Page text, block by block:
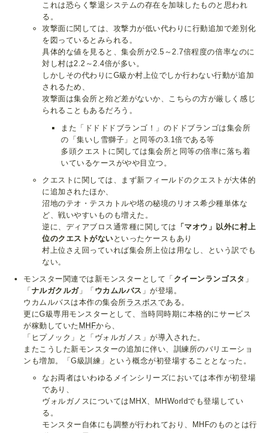
これは恐らく撃退システムの存在を加味したものと思われ
る。
攻撃面に関しては、攻撃力が低い代わりに行動追加で差別化
を図っているとみられる。
具体的な値を見ると、集会所が2.5～2.7倍程度の倍率なのに
対し村は2.2～2.4倍が多い。
しかしその代わりにG級か村上位でしか行わない行動が追加
されるため、
攻撃面は集会所と殆ど差がないか、こちらの方が厳しく感じ
られることもあるだろう。
また「ドドドドブランゴ！」のドドブランゴは集会所
の「集いし雪獅子」と同等の3.1倍である等
多頭クエストに関しては集会所と同等の倍率に落ち着
いているケースがやや目立つ。
クエストに関しては、まず新フィールドのクエストが大体的
に追加されたほか、
沼地のテオ・テスカトルや塔の秘境のリオス希少種単体な
ど、戦いやすいものも増えた。
逆に、ディアブロス通常種に関しては 「マオウ」以外に村上
位のクエストがない といったケースもあり
村上位さえ回っていれば集会所上位は用なし、という訳でも
ない。
モンスター関連では新モンスターとして「 クイーンランゴスタ 」
「 ナルガクルガ」「 ウカムルバス 」が登場。
ウカムルバスは本作の集会所ラスボス である。
更にG級専用モンスターとして、当時同時期に本格的にサービス
が稼動していた MHFから、
「ヒプノック」と「ヴォルガノス」が導入された。
またこうした新モンスターの追加に伴い、訓練所のバリエーショ
ンも増加。「G級訓練」という概念が初登場することとなった。
なお両者はいわゆるメインシリーズにおいては本作が初登場
であり、
ヴォルガノスについてはMHX、MHWorldでも登場してい
る。
モンスター自体にも調整が行われており、MHFのものとは行